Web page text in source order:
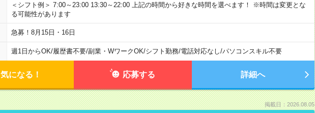
＜シフト例＞ 7:00～23:00 13:30～22:00 上記の時間から好きな時間を選べます！ ※時間は変更とな
る可能性があります
急募！8月15日・16日
週1日からOK/履歴書不要/副業・WワークOK/シフト勤務/電話対応なし/パソコンスキル不要
気になる！ 応募する 詳細へ
掲載日：2026.08.05